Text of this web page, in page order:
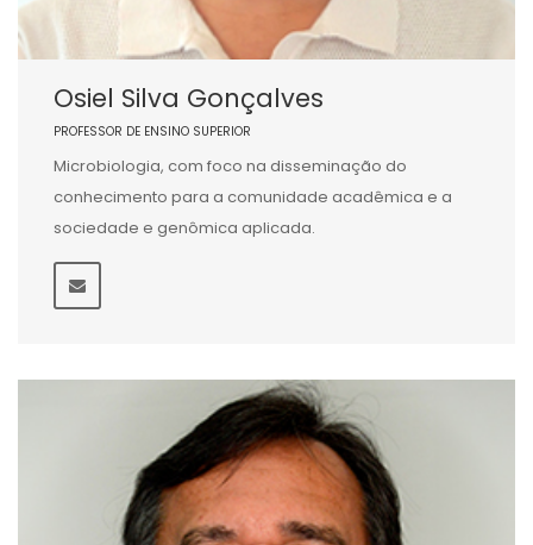
Osiel Silva Gonçalves
PROFESSOR DE ENSINO SUPERIOR
Microbiologia, com foco na disseminação do
conhecimento para a comunidade acadêmica e a
sociedade e genômica aplicada.